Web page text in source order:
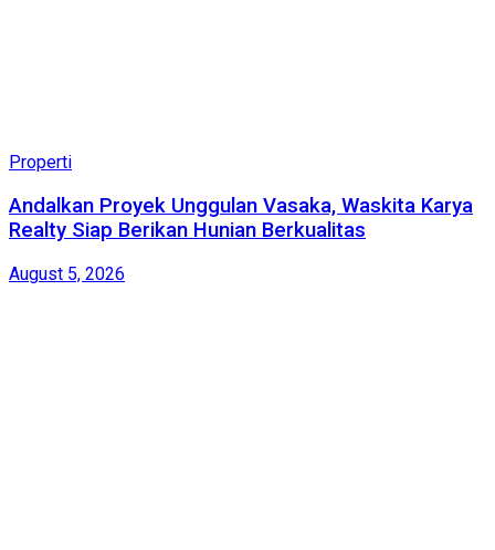
Properti
Andalkan Proyek Unggulan Vasaka, Waskita Karya
Realty Siap Berikan Hunian Berkualitas
August 5, 2026